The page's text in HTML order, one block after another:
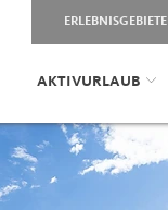
ERLEBNISGEBIETE
AKTIVURLAUB